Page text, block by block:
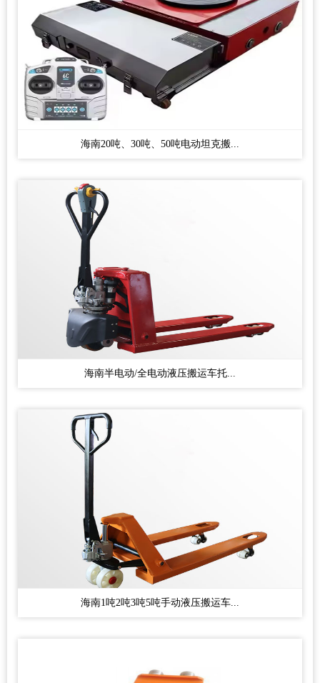
海南20吨、30吨、50吨电动坦克搬...
海南半电动/全电动液压搬运车托...
海南1吨2吨3吨5吨手动液压搬运车...